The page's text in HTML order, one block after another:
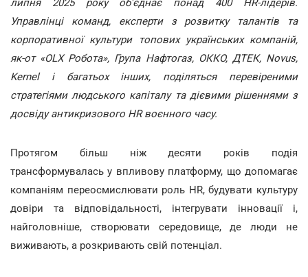
липня 2025 року об'єднає понад 400 HR-лідерів.
Управлінці команд, експерти з розвитку талантів та
корпоративної культури топових українських компаній,
як-от «OLX Робота», Група Нафтогаз, ОККО, ДТЕК, Novus,
Kernel і багатьох інших, поділяться перевіреними
стратегіями людського капіталу та дієвими рішеннями з
досвіду антикризового HR воєнного часу.
Протягом більш ніж десяти років подія
трансформувалась у впливову платформу, що допомагає
компаніям переосмислювати роль HR, будувати культуру
довіри та відповідальності, інтегрувати інновації і,
найголовніше, створювати середовище, де люди не
виживають, а розкривають свій потенціал.